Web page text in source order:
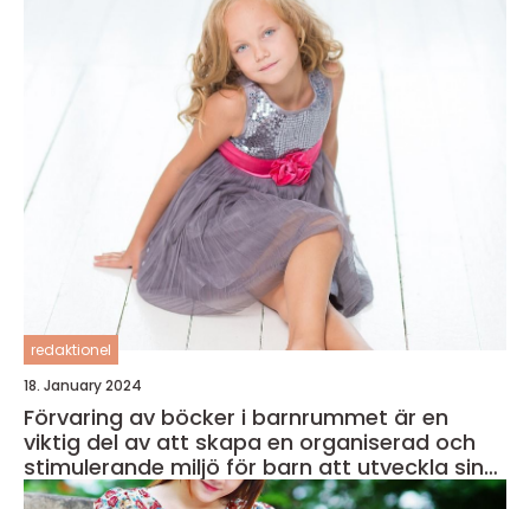
redaktionel
18. January 2024
Förvaring av böcker i barnrummet är en
viktig del av att skapa en organiserad och
stimulerande miljö för barn att utveckla sin
läsförmåga och kreativitet